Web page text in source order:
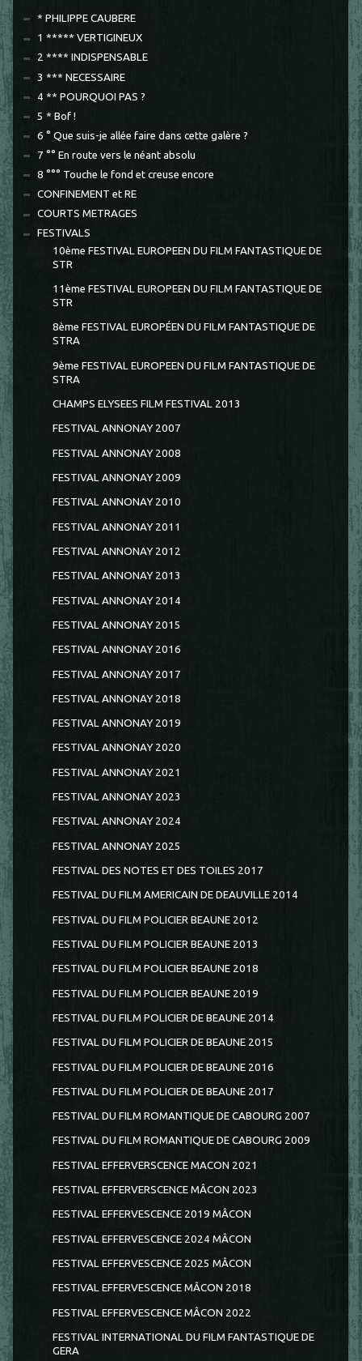
* PHILIPPE CAUBERE
1 ***** VERTIGINEUX
2 **** INDISPENSABLE
3 *** NECESSAIRE
4 ** POURQUOI PAS ?
5 * Bof !
6 ° Que suis-je allée faire dans cette galère ?
7 °° En route vers le néant absolu
8 °°° Touche le fond et creuse encore
CONFINEMENT et RE
COURTS METRAGES
FESTIVALS
10ème FESTIVAL EUROPEEN DU FILM FANTASTIQUE DE
STR
11ème FESTIVAL EUROPEEN DU FILM FANTASTIQUE DE
STR
8ème FESTIVAL EUROPÉEN DU FILM FANTASTIQUE DE
STRA
9ème FESTIVAL EUROPEEN DU FILM FANTASTIQUE DE
STRA
CHAMPS ELYSEES FILM FESTIVAL 2013
FESTIVAL ANNONAY 2007
FESTIVAL ANNONAY 2008
FESTIVAL ANNONAY 2009
FESTIVAL ANNONAY 2010
FESTIVAL ANNONAY 2011
FESTIVAL ANNONAY 2012
FESTIVAL ANNONAY 2013
FESTIVAL ANNONAY 2014
FESTIVAL ANNONAY 2015
FESTIVAL ANNONAY 2016
FESTIVAL ANNONAY 2017
FESTIVAL ANNONAY 2018
FESTIVAL ANNONAY 2019
FESTIVAL ANNONAY 2020
FESTIVAL ANNONAY 2021
FESTIVAL ANNONAY 2023
FESTIVAL ANNONAY 2024
FESTIVAL ANNONAY 2025
FESTIVAL DES NOTES ET DES TOILES 2017
FESTIVAL DU FILM AMERICAIN DE DEAUVILLE 2014
FESTIVAL DU FILM POLICIER BEAUNE 2012
FESTIVAL DU FILM POLICIER BEAUNE 2013
FESTIVAL DU FILM POLICIER BEAUNE 2018
FESTIVAL DU FILM POLICIER BEAUNE 2019
FESTIVAL DU FILM POLICIER DE BEAUNE 2014
FESTIVAL DU FILM POLICIER DE BEAUNE 2015
FESTIVAL DU FILM POLICIER DE BEAUNE 2016
FESTIVAL DU FILM POLICIER DE BEAUNE 2017
FESTIVAL DU FILM ROMANTIQUE DE CABOURG 2007
FESTIVAL DU FILM ROMANTIQUE DE CABOURG 2009
FESTIVAL EFFERVERSCENCE MACON 2021
FESTIVAL EFFERVERSCENCE MÂCON 2023
FESTIVAL EFFERVESCENCE 2019 MÂCON
FESTIVAL EFFERVESCENCE 2024 MÂCON
FESTIVAL EFFERVESCENCE 2025 MÂCON
FESTIVAL EFFERVESCENCE MÂCON 2018
FESTIVAL EFFERVESCENCE MÂCON 2022
FESTIVAL INTERNATIONAL DU FILM FANTASTIQUE DE
GERA